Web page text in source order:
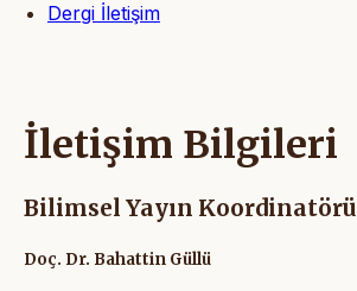
Dergi İletişim
İletişim Bilgileri
Bilimsel Yayın Koordinatörü
Doç. Dr. Bahattin Güllü